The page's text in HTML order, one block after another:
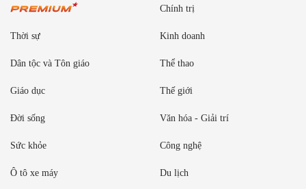
Chính trị
Thời sự Kinh doanh
Dân tộc và Tôn giáo Thể thao
Giáo dục Thế giới
Đời sống Văn hóa - Giải trí
Sức khỏe Công nghệ
Ô tô xe máy Du lịch